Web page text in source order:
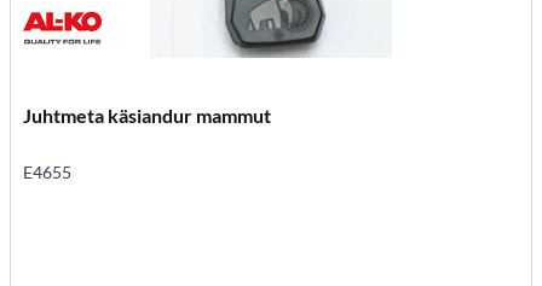
Juhtmeta käsiandur mammut
E4655